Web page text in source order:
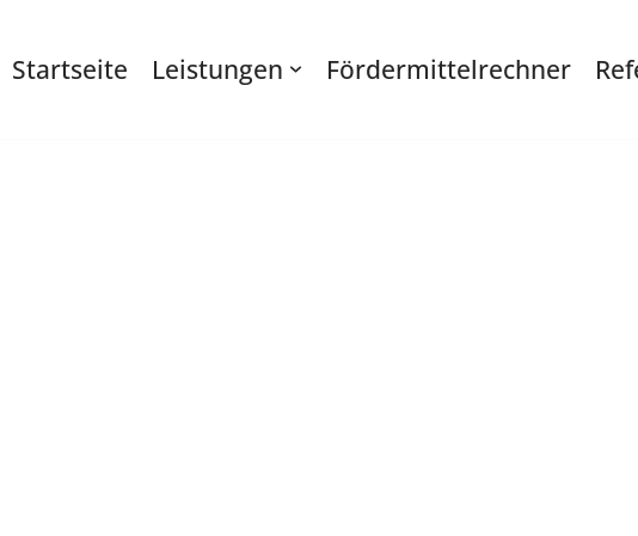
Startseite Leistungen Fördermittelrechner